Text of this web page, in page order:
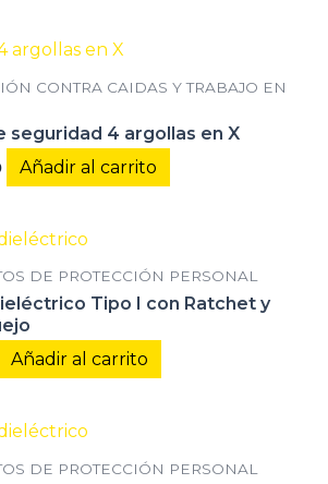
CONTRA CAIDAS Y TRABAJO EN
seguridad 4 argollas en X
Añadir al carrito
DE PROTECCIÓN PERSONAL
Tipo I con Ratchet y
Añadir al carrito
DE PROTECCIÓN PERSONAL